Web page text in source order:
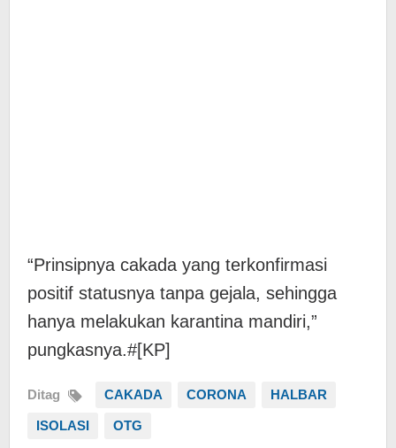
“Prinsipnya cakada yang terkonfirmasi
positif statusnya tanpa gejala, sehingga
hanya melakukan karantina mandiri,”
pungkasnya.#[KP]
Ditag CAKADA CORONA HALBAR
ISOLASI OTG